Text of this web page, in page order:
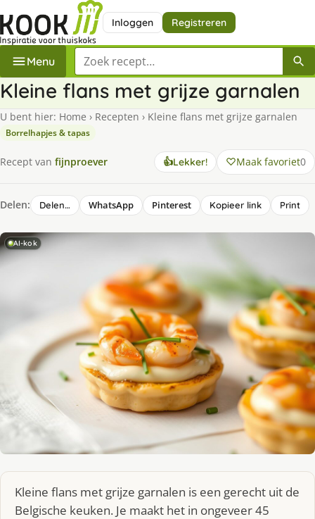
Inloggen Registreren
Menu Zoek een recept
Kleine flans met grijze garnalen
U bent hier: Home › Recepten › Kleine flans met grijze garnalen
Borrelhapjes & tapas
Recept van fijnproever 👍Lekker! Maak favoriet0
Delen: Delen… WhatsApp Pinterest Kopieer link Print
AI-kok
Kleine flans met grijze garnalen is een gerecht uit de
Belgische keuken. Je maakt het in ongeveer 45